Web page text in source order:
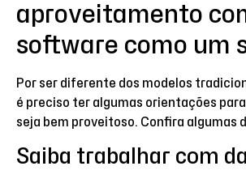
aproveitamento
software como um
Por ser diferente dos modelos
é preciso ter algumas orientações para
seja bem proveitoso. Confira algumas
Saiba trabalhar com